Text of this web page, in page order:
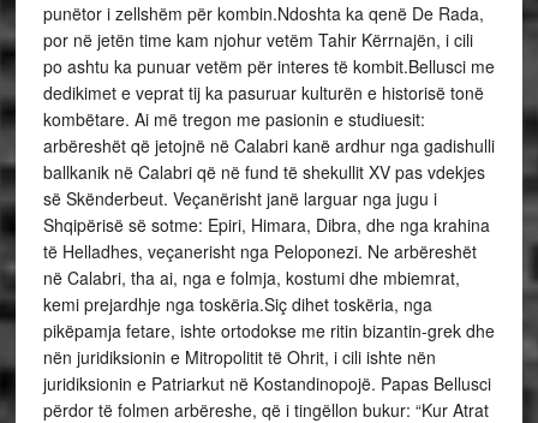
punëtor i zellshëm për kombin.Ndoshta ka qenë De Rada,
por në jetën time kam njohur vetëm Tahir Kërrnajën, i cili
po ashtu ka punuar vetëm për interes të kombit.Bellusci me
dedikimet e veprat tij ka pasuruar kulturën e historisë tonë
kombëtare. Ai më tregon me pasionin e studiuesit:
arbëreshët që jetojnë në Calabri kanë ardhur nga gadishulli
ballkanik në Calabri që në fund të shekullit XV pas vdekjes
së Skënderbeut. Veçanërisht janë larguar nga jugu i
Shqipërisë së sotme: Epiri, Himara, Dibra, dhe nga krahina
të Helladhes, veçanerisht nga Peloponezi. Ne arbëreshët
në Calabri, tha ai, nga e folmja, kostumi dhe mbiemrat,
kemi prejardhje nga toskëria.Siç dihet toskëria, nga
pikëpamja fetare, ishte ortodokse me ritin bizantin-grek dhe
nën juridiksionin e Mitropolitit të Ohrit, i cili ishte nën
juridiksionin e Patriarkut në Kostandinopojë. Papas Bellusci
përdor të folmen arbëreshe, që i tingëllon bukur: “Kur Atrat